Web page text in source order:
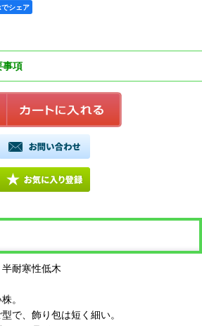
シェア
事項
耐寒性低木
。
で、飾り包は短く細い。